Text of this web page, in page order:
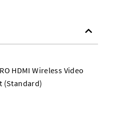
HDMI Wireless Video
(Standard)